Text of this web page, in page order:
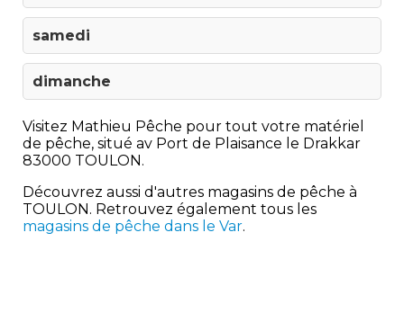
samedi
dimanche
Visitez Mathieu Pêche pour tout votre matériel
de pêche, situé av Port de Plaisance le Drakkar
83000 TOULON.
Découvrez aussi d'autres magasins de pêche à
TOULON. Retrouvez également tous les
magasins de pêche dans le Var.